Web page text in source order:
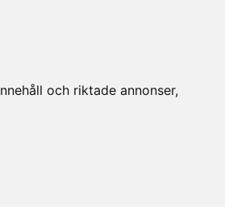
och riktade annonser,